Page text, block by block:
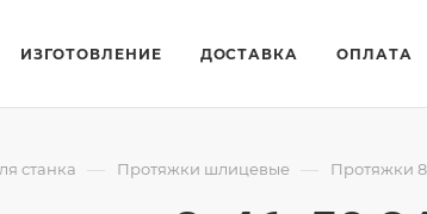
ИЗГОТОВЛЕНИЕ ДОСТАВКА ОПЛАТА
станка — Протяжки шлицевые — Протяжки